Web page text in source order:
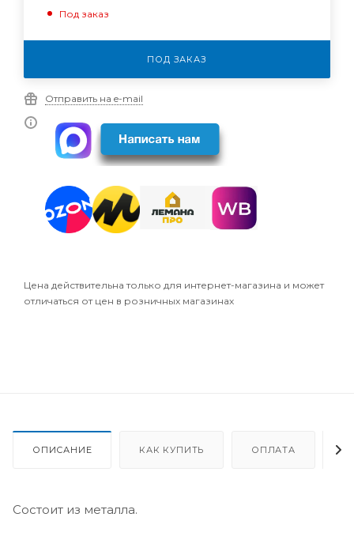
Под заказ
ПОД ЗАКАЗ
Отправить на e-mail
Цена действительна только для интернет-магазина и может
отличаться от цен в розничных магазинах
ОПИСАНИЕ КАК КУПИТЬ ОПЛАТА
Состоит из металла.